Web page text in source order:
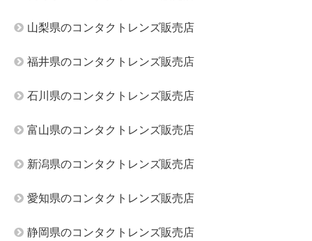
山梨県のコンタクトレンズ販売店
福井県のコンタクトレンズ販売店
石川県のコンタクトレンズ販売店
富山県のコンタクトレンズ販売店
新潟県のコンタクトレンズ販売店
愛知県のコンタクトレンズ販売店
静岡県のコンタクトレンズ販売店